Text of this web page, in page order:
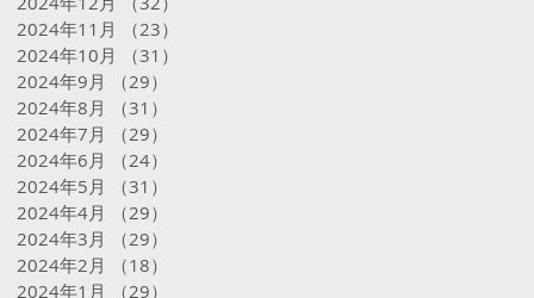
2024年11月
（23）
2024年10月
（31）
2024年9月
（29）
2024年8月
（31）
2024年7月
（29）
2024年6月
（24）
2024年5月
（31）
2024年4月
（29）
2024年3月
（29）
2024年2月
（18）
2024年1月
（29）